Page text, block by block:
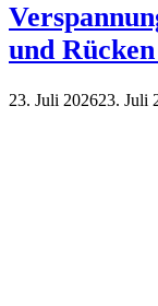
und
23. Juli 202623. Juli